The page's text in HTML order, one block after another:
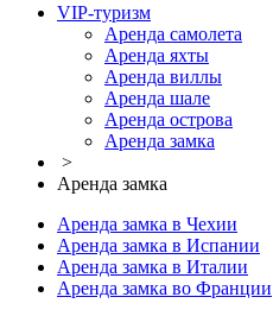
VIP-туризм
Аренда самолета
Аренда яхты
Аренда виллы
Аренда шале
Аренда острова
Аренда замка
>
Аренда замка
Аренда замка в Чехии
Аренда замка в Испании
Аренда замка в Италии
Аренда замка во Франции